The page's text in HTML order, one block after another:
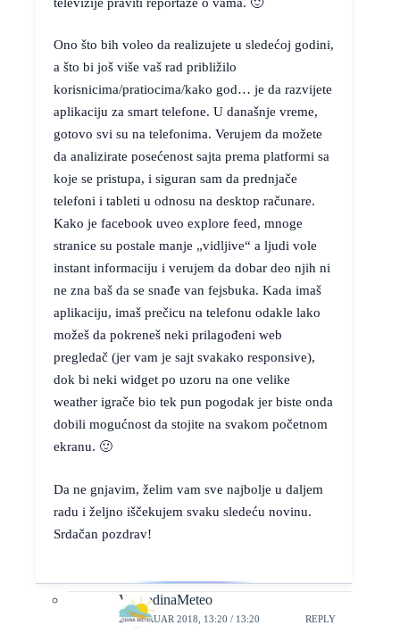
Ono što bih voleo da realizujete u sledećoj godini,
a što bi još više vaš rad približilo
korisnicima/pratiocima/kako god… je da razvijete
aplikaciju za smart telefone. U današnje vreme,
gotovo svi su na telefonima. Verujem da možete
da analizirate posećenost sajta prema platformi sa
koje se pristupa, i siguran sam da prednjače
telefoni i tableti u odnosu na desktop računare.
Kako je facebook uveo explore feed, mnoge
stranice su postale manje „vidljive“ a ljudi vole
instant informaciju i verujem da dobar deo njih ni
ne zna baš da se snađe van fejsbuka. Kada imaš
aplikaciju, imaš prečicu na telefonu odakle lako
možeš da pokreneš neki prilagođeni web
pregledač (jer vam je sajt svakako responsive),
dok bi neki widget po uzoru na one velike
weather igrače bio tek pun pogodak jer biste onda
dobili mogućnost da stojite na svakom početnom
ekranu. 🙂
Da ne gnjavim, želim vam sve najbolje u daljem
radu i željno iščekujem svaku sledeću novinu.
Srdačan pozdrav!
VojvodinaMeteo
2. FEBRUAR 2018, 13:20 / 13:20 REPLY